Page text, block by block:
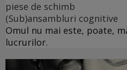
piese de schimb
(Sub)ansambluri cognitive
Omul nu mai este, poate,
lucrurilor.